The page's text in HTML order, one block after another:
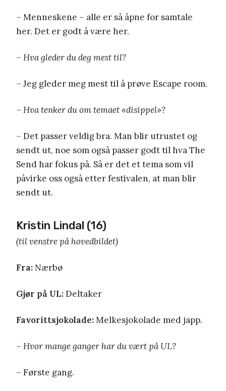
– Menneskene – alle er så åpne for samtale
her. Det er godt å være her.
– Hva gleder du deg mest til?
– Jeg gleder meg mest til å prøve Escape room.
– Hva tenker du om temaet «disippel»?
– Det passer veldig bra. Man blir utrustet og
sendt ut, noe som også passer godt til hva The
Send har fokus på. Så er det et tema som vil
påvirke oss også etter festivalen, at man blir
sendt ut.
Kristin Lindal (16)
(til venstre på hovedbildet)
Fra: Nærbø
Gjør på UL:Deltaker
Favorittsjokolade:Melkesjokolade med japp.
– Hvor mange ganger har du vært på UL?
– Første gang.